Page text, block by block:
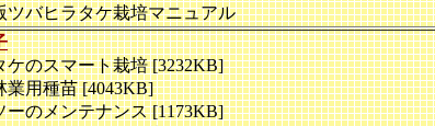
バヒラタケ栽培マニュアル
のスマート栽培 [3232KB]
用種苗 [4043KB]
のメンテナンス [1173KB]